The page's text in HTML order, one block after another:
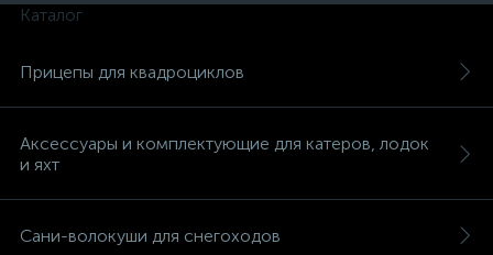
Каталог
Прицепы для квадроциклов
Аксессуары и комплектующие для катеров, лодок
и яхт
Сани-волокуши для снегоходов